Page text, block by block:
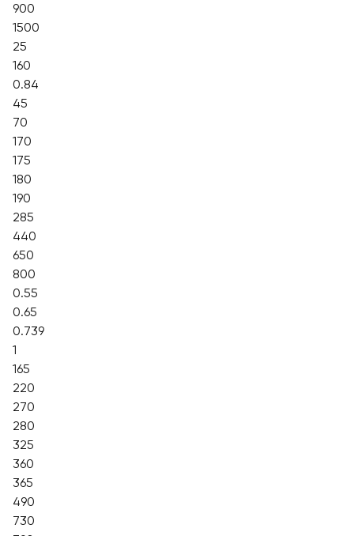
900
1500
25
160
0.84
45
70
170
175
180
190
285
440
650
800
0.55
0.65
0.739
1
165
220
270
280
325
360
365
490
730